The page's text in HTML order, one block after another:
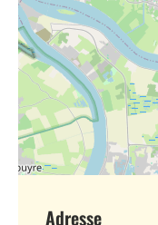
Adresse